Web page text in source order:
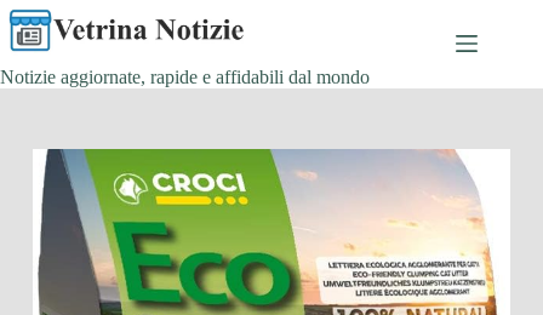
Salta
al
contenuto
Notizie aggiornate, rapide e affidabili dal mondo